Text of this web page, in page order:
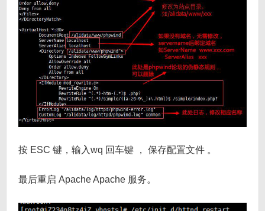
按 ESC 键，输入wq 回车键 ， 保存配置文件 。
最后重启 Apache Apache 服务。